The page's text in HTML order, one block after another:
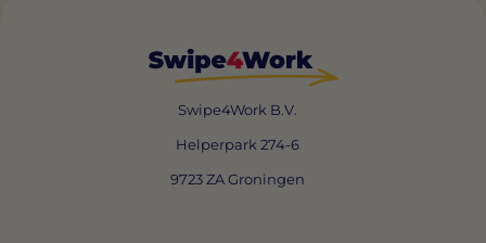
Swipe4Work B.V.
Helperpark 274-6
9723 ZA Groningen